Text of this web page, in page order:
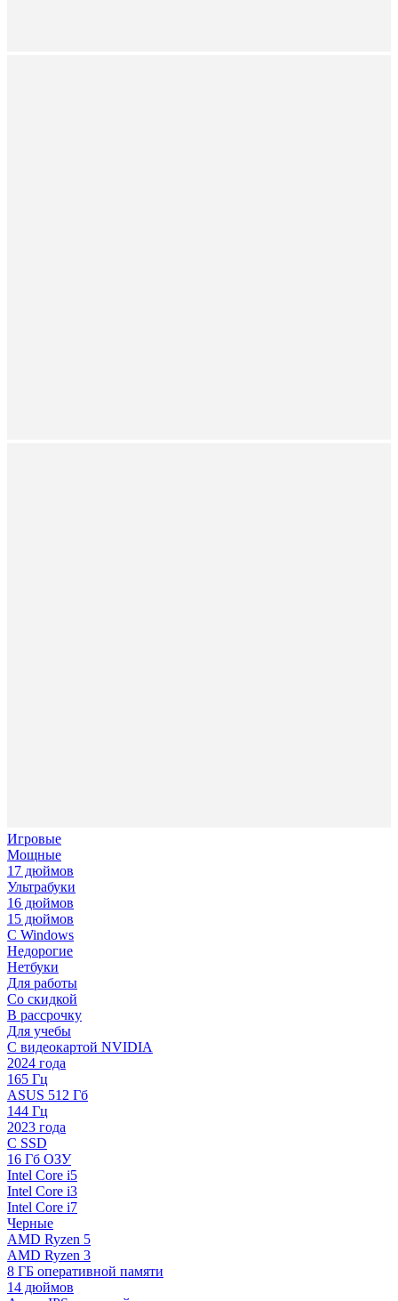
Игровые
Мощные
17 дюймов
Ультрабуки
16 дюймов
15 дюймов
С Windows
Недорогие
Нетбуки
Для работы
Со скидкой
В рассрочку
Для учебы
С видеокартой NVIDIA
2024 года
165 Гц
ASUS 512 Гб
144 Гц
2023 года
С SSD
16 Гб ОЗУ
Intel Core i5
Intel Core i3
Intel Core i7
Черные
AMD Ryzen 5
AMD Ryzen 3
8 ГБ оперативной памяти
14 дюймов